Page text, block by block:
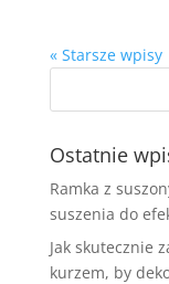
« Starsze wpisy
Ostatnie
Ramka z
suszenia do
Jak skutecznie
kurzem, by